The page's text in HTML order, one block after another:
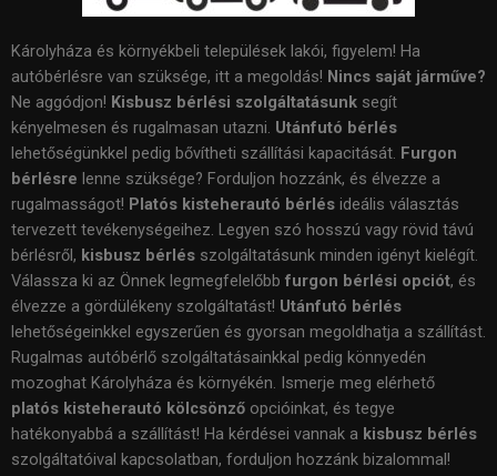
Károlyháza és környékbeli települések lakói, figyelem! Ha
autóbérlésre van szüksége, itt a megoldás! Nincs saját járműve?
Ne aggódjon! Kisbusz bérlési szolgáltatásunk segít
kényelmesen és rugalmasan utazni. Utánfutó bérlés
lehetőségünkkel pedig bővítheti szállítási kapacitását. Furgon
bérlésre lenne szüksége? Forduljon hozzánk, és élvezze a
rugalmasságot! Platós kisteherautó bérlés ideális választás
tervezett tevékenységeihez. Legyen szó hosszú vagy rövid távú
bérlésről, kisbusz bérlés szolgáltatásunk minden igényt kielégít.
Válassza ki az Önnek legmegfelelőbb furgon bérlési opciót, és
élvezze a gördülékeny szolgáltatást! Utánfutó bérlés
lehetőségeinkkel egyszerűen és gyorsan megoldhatja a szállítást.
Rugalmas autóbérlő szolgáltatásainkkal pedig könnyedén
mozoghat Károlyháza és környékén. Ismerje meg elérhető
platós kisteherautó kölcsönző opcióinkat, és tegye
hatékonyabbá a szállítást! Ha kérdései vannak a kisbusz bérlés
szolgáltatóival kapcsolatban, forduljon hozzánk bizalommal!